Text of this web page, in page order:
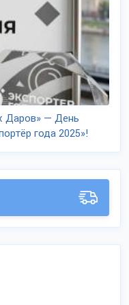
Даров» — День
года 2025»!